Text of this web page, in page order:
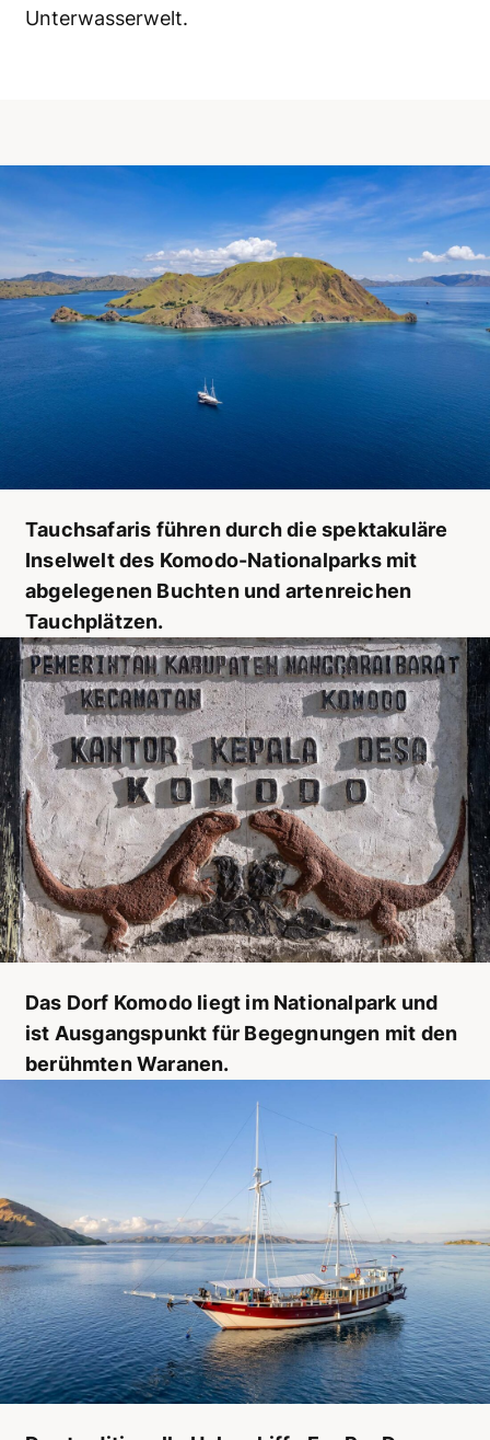
Unterwasserwelt.
Tauchsafaris führen durch die spektakuläre
Inselwelt des Komodo-Nationalparks mit
abgelegenen Buchten und artenreichen
Tauchplätzen.
Das Dorf Komodo liegt im Nationalpark und
ist Ausgangspunkt für Begegnungen mit den
berühmten Waranen.